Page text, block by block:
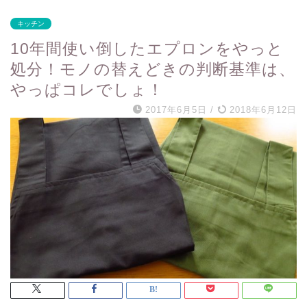
キッチン
10年間使い倒したエプロンをやっと
処分！モノの替えどきの判断基準は、
やっぱコレでしょ！
2017年6月5日 / 2018年6月12日